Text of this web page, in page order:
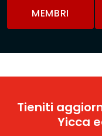
MEMBRI
Tieniti
Yicca